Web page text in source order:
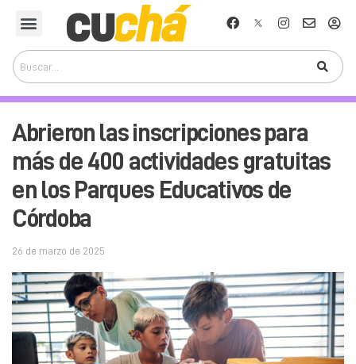
Abrieron las inscripciones para
más de 400 actividades gratuitas
en los Parques Educativos de
Córdoba
26 de marzo de 2025